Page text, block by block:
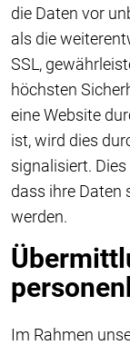
die Daten vor
als die
SSL,
höchsten
eine Website
ist, wird dies
signalisiert.
dass ihre Daten
werden.
Im Rahmen